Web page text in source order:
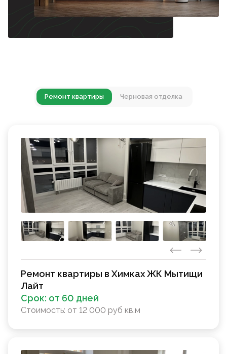
Ремонт квартиры Черновая отделка
Ремонт квартиры в Химках ЖК Мытищи
Лайт
Срок: от 60 дней
Стоимость: от 12 000 руб кв.м